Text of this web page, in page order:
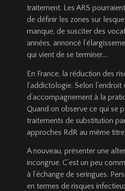
traitement. Les ARS
de définir les zones sur
manque, de susciter des
années, annoncé
qui vient de se terminer….
En France, la réduction des
l’addictologie. Selon
d’accompagnement à la
Quand on observe ce qui se
traitements de substitution
approches RdR au même
A nouveau, présenter une
incongrue. C’est un peu
à l’échange de seringues.
en termes de risques